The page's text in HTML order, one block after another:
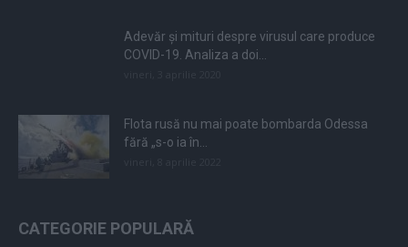
Adevăr și mituri despre virusul care produce
COVID-19. Analiza a doi...
Flota rusă nu mai poate bombarda Odessa
fără „s-o ia în...
CATEGORIE POPULARĂ